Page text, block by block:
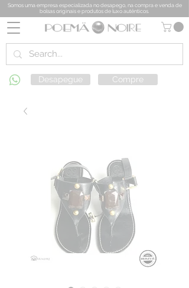
Somos uma empresa especializada no desapego, na compra e venda de
bolsas originais e produtos de luxo autênticos.
Desapegue Compre